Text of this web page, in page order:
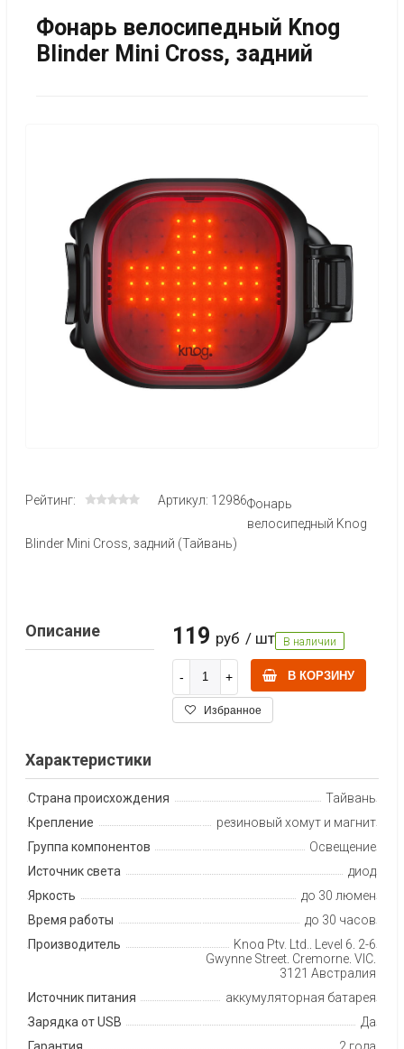
Фонарь велосипедный Knog
Blinder Mini Cross, задний
Рейтинг: Артикул: 12986Фонарь
велосипедный Knog
Blinder Mini Cross, задний (Тайвань)
119 руб / шт В наличии
В КОРЗИНУ
Избранное
Описание
Характеристики
Страна происхождения
Тайвань
Крепление
резиновый хомут и магнит
Группа компонентов
Освещение
Источник света
диод
Яркость
до 30 люмен
Время работы
до 30 часов
Производитель
Knog Pty. Ltd., Level 6, 2-6
Gwynne Street, Cremorne, VIC,
3121 Австралия
Источник питания
аккумуляторная батарея
Зарядка от USB
Да
Гарантия
2 года